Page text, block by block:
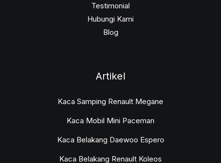
Testimonial
Hubungi Kami
Blog
Artikel
Kaca Samping Renault Megane
Kaca Mobil Mini Paceman
Kaca Belakang Daewoo Espero
Kaca Belakang Renault Koleos